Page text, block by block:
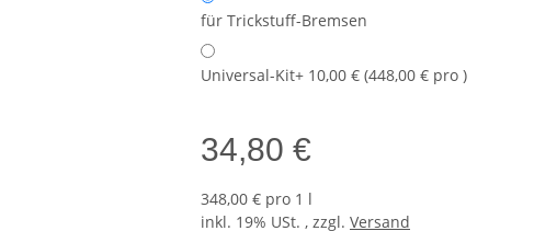
für Trickstuff-Bremsen
Universal-Kit+ 10,00 € (448,00 € pro )
34,80 €
348,00 € pro 1 l
inkl. 19% USt. , zzgl. Versand